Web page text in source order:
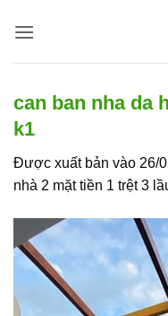
qua
can ban nha da
k1
Được xuất bản vào 26/
nhà 2 mặt tiền 1 trệt 3